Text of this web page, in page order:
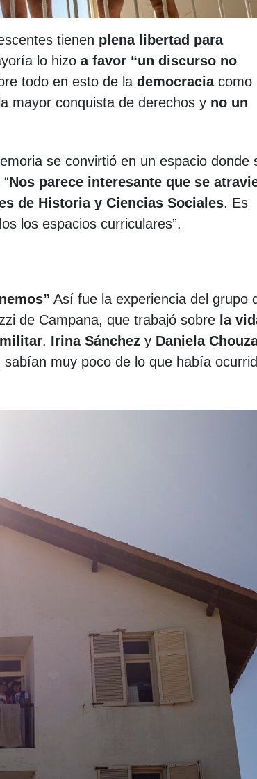
tienen plena libertad para
lo hizo a favor “un discurso no
todo en esto de la democracia como
mayor conquista de derechos y no un
se convirtió en un espacio donde
Nos parece interesante que se
de Historia y Ciencias Sociales. Es
los espacios curriculares”.
Así fue la experiencia del grupo
de Campana, que trabajó sobre la
. Irina Sánchez y Daniela
muy poco de lo que había